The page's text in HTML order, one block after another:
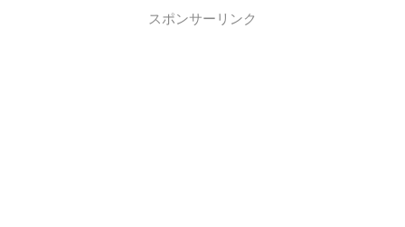
スポンサーリンク